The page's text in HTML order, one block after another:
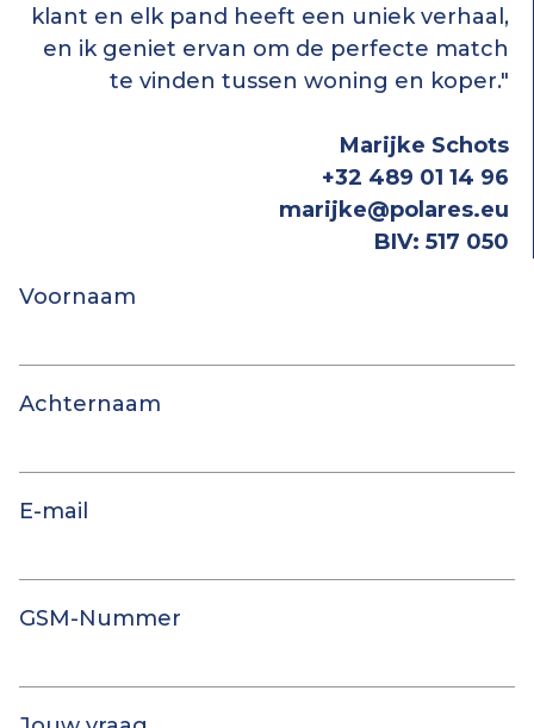
klant en elk pand heeft een uniek verhaal,
en ik geniet ervan om de perfecte match
te vinden tussen woning en koper."
Marijke Schots
+32 489 01 14 96
marijke@polares.eu
BIV: 517 050
Voornaam
Achternaam
E-mail
GSM-Nummer